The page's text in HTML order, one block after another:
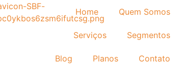
Home Quem Somos
Serviços Segmentos
Blog Planos Contato